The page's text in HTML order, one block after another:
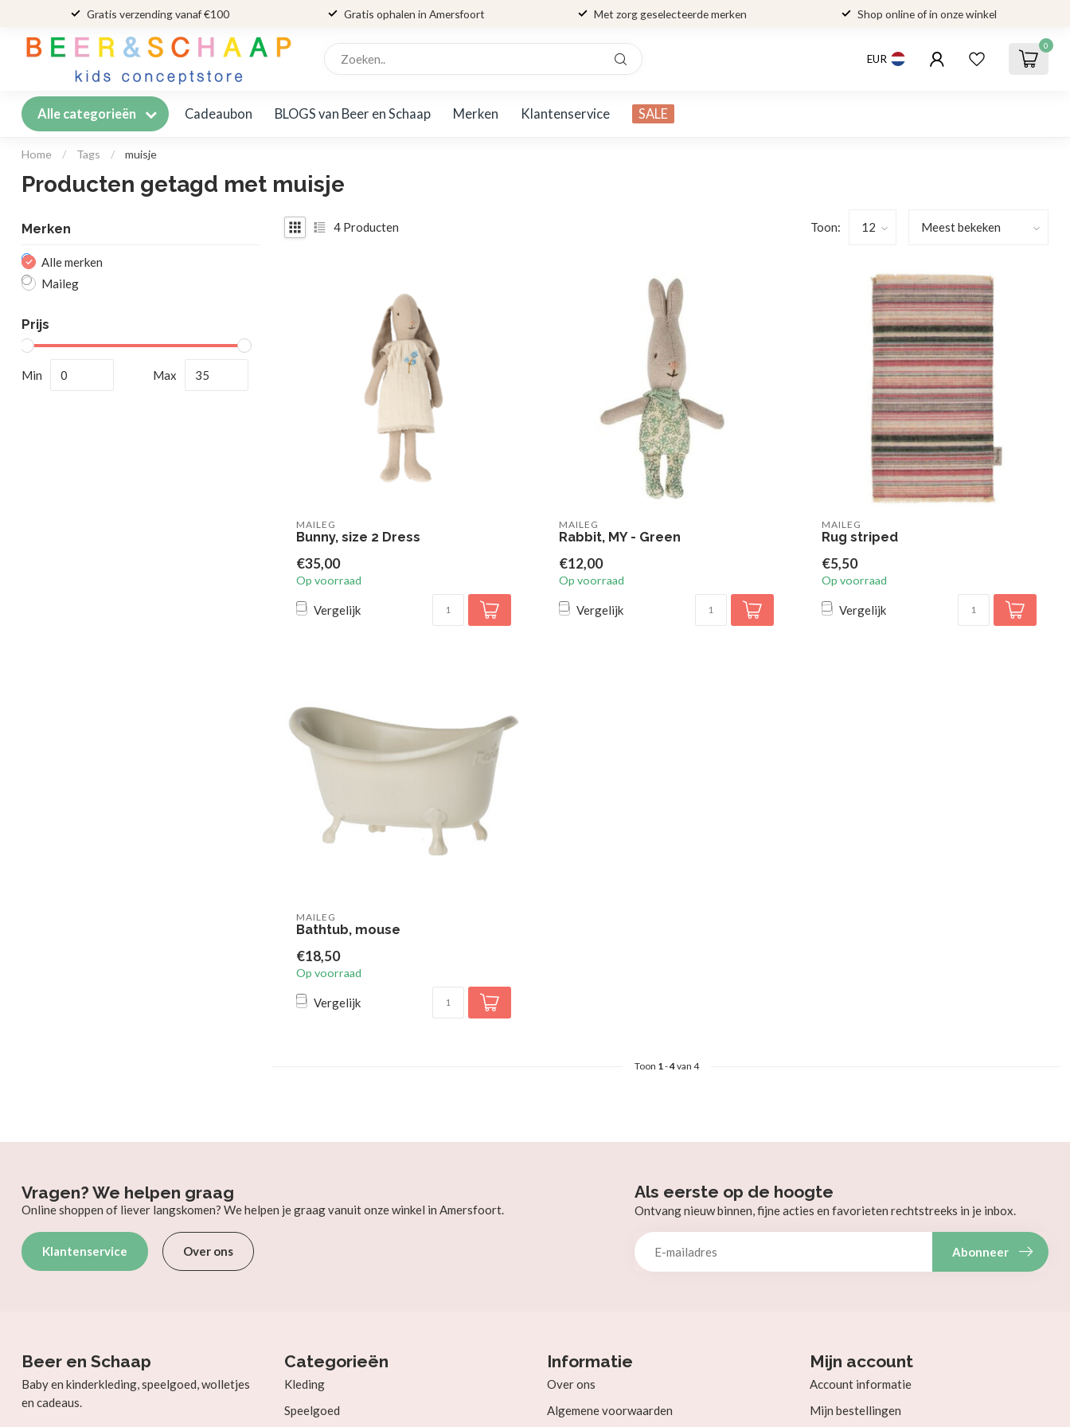
Gratis verzending vanaf €100 Gratis ophalen in Amersfoort Met zorg geselecteerde merken Shop online of in onze winkel
EUR
0
Alle categorieën Cadeaubon BLOGS van Beer en Schaap Merken Klantenservice SALE
Home / Tags / muisje
Producten getagd met muisje
Merken
Alle merken
Maileg
Prijs
Min Max
4 Producten Toon:
MAILEG
Bunny, size 2 Dress
€35,00
Op voorraad
Vergelijk
MAILEG
Rabbit, MY - Green
€12,00
Op voorraad
Vergelijk
MAILEG
Rug striped
€5,50
Op voorraad
Vergelijk
MAILEG
Bathtub, mouse
€18,50
Op voorraad
Vergelijk
Toon 1-4van 4
Vragen? We helpen graag
Online shoppen of liever langskomen? We helpen je graag vanuit onze winkel in Amersfoort.
Klantenservice Over ons
Als eerste op de hoogte
Ontvang nieuw binnen, fijne acties en favorieten rechtstreeks in je inbox.
Abonneer
Beer en Schaap
Baby en kinderkleding, speelgoed, wolletjes
en cadeaus.
Categorieën
Kleding
Speelgoed
Informatie
Over ons
Algemene voorwaarden
Mijn account
Account informatie
Mijn bestellingen